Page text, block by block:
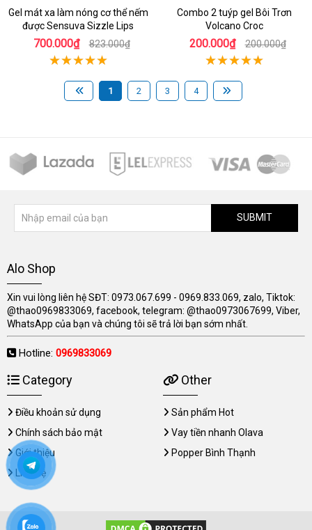
Gel mát xa làm nóng cơ thể nếm
được Sensuva Sizzle Lips
700.000₫ 823.000₫
Combo 2 tuýp gel Bôi Trơn
Volcano Croc
200.000₫ 200.000₫
1 2 3 4
SUBMIT
Alo Shop
Xin vui lòng liên hệ SĐT: 0973.067.699 - 0969.833.069, zalo, Tiktok:
@thao0969833069, facebook, telegram: @thao0973067699, Viber,
WhatsApp của bạn và chúng tôi sẽ trả lời bạn sớm nhất.
Hotline: 0969833069
Category
Điều khoản sử dụng
Chính sách bảo mật
Giới thiệu
Liên hệ
Other
Sản phẩm Hot
Vay tiền nhanh Olava
Popper Bình Thạnh